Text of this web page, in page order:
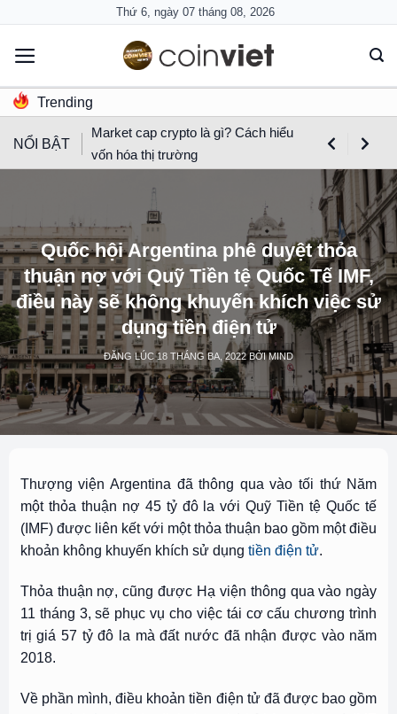
content
Thứ 6, ngày 07 tháng 08, 2026
Trending
NỔI BẬT
Market cap crypto là gì? Cách hiểu
vốn hóa thị trường
Quốc hội Argentina phê duyệt thỏa
thuận nợ với Quỹ Tiền tệ Quốc Tế IMF,
điều này sẽ không khuyến khích việc sử
dụng tiền điện tử
ĐĂNG LÚC18 THÁNG BA, 2022BỞIMIND
Thượng viện Argentina đã thông qua vào tối thứ Năm
một thỏa thuận nợ 45 tỷ đô la với Quỹ Tiền tệ Quốc tế
(IMF) được liên kết với một thỏa thuận bao gồm một điều
khoản không khuyến khích sử dụng tiền điện tử.
Thỏa thuận nợ, cũng được Hạ viện thông qua vào ngày
11 tháng 3, sẽ phục vụ cho việc tái cơ cấu chương trình
trị giá 57 tỷ đô la mà đất nước đã nhận được vào năm
2018.
Về phần mình, điều khoản tiền điện tử đã được bao gồm